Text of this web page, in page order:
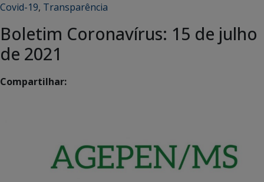
Covid-19, Transparência
Boletim Coronavírus: 15 de julho
de 2021
Compartilhar: